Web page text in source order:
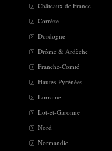
Châteaux de France
Corrèze
Dordogne
Drôme & Ardèche
Franche-Comté
Hautes-Pyrénées
Lorraine
Lot-et-Garonne
Nord
Normandie